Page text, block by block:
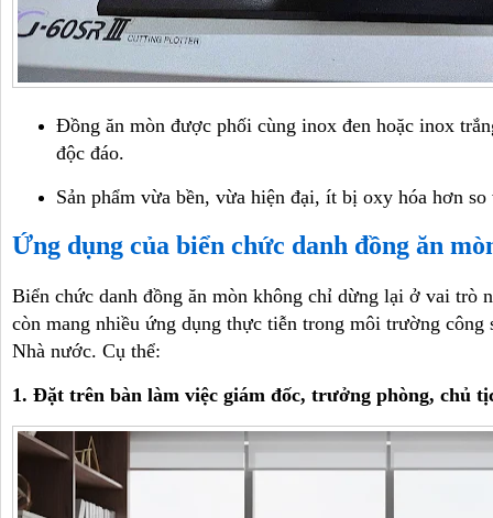
Đồng ăn mòn được phối cùng inox đen hoặc inox
độc đáo.
Sản phẩm vừa bền, vừa hiện đại, ít bị oxy hóa hơn
Ứng dụng của biển chức danh đồng ăn
Biển chức danh đồng ăn mòn không chỉ dừng lại ở vai trò
còn mang nhiều ứng dụng thực tiễn trong môi trường công
Nhà nước. Cụ thể:
1. Đặt trên bàn làm việc giám đốc, trưởng phòng, chủ